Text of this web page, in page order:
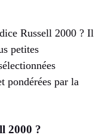
Russell 2000 ? Il
petites
pondérées par la
2000 ?